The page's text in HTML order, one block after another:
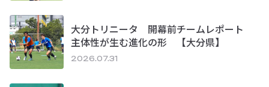
大分トリニータ 開幕前チームレポート
主体性が生む進化の形 【大分県】
2026.07.31